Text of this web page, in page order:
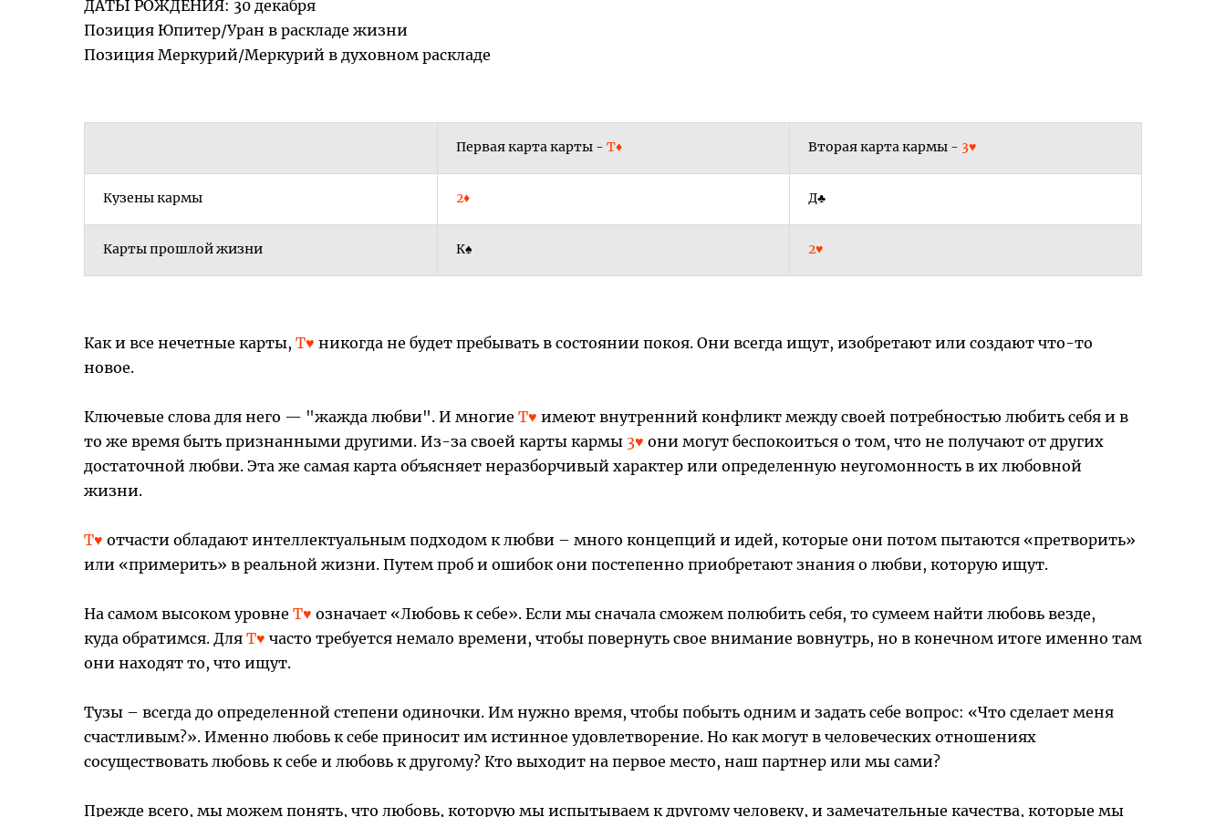
ДАТЫ РОЖДЕНИЯ: 30 декабря
Позиция Юпитер/Уран в раскладе жизни
Позиция Меркурий/Меркурий в духовном раскладе
Первая карта карты - Т♦ Вторая карта кармы - 3♥
Кузены кармы 2♦ Д♣
Карты прошлой жизни К♠ 2♥
Как и все нечетные карты, Т♥ никогда не будет пребывать в состоянии покоя. Они всегда ищут, изобретают или создают что-то
новое.
Ключевые слова для него — "жажда любви". И многие Т♥ имеют внутренний конфликт между своей потребностью любить себя и в
то же время быть признанными другими. Из-за своей карты кармы 3♥ они могут беспокоиться о том, что не получают от других
достаточной любви. Эта же самая карта объясняет неразборчивый характер или определенную неугомонность в их любовной
жизни.
Т♥ отчасти обладают интеллектуальным подходом к любви – много концепций и идей, которые они потом пытаются «претворить»
или «примерить» в реальной жизни. Путем проб и ошибок они постепенно приобретают знания о любви, которую ищут.
На самом высоком уровне Т♥ означает «Любовь к себе». Если мы сначала сможем полюбить себя, то сумеем найти любовь везде,
куда обратимся. Для Т♥ часто требуется немало времени, чтобы повернуть свое внимание вовнутрь, но в конечном итоге именно там
они находят то, что ищут.
Тузы – всегда до определенной степени одиночки. Им нужно время, чтобы побыть одним и задать себе вопрос: «Что сделает меня
счастливым?». Именно любовь к себе приносит им истинное удовлетворение. Но как могут в человеческих отношениях
сосуществовать любовь к себе и любовь к другому? Кто выходит на первое место, наш партнер или мы сами?
Прежде всего, мы можем понять, что любовь, которую мы испытываем к другому человеку, и замечательные качества, которые мы